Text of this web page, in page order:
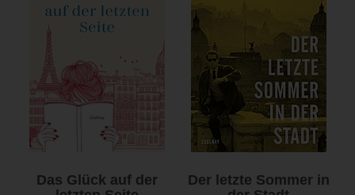
Das Glück auf der
Der letzte Sommer in